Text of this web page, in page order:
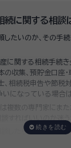
れ以上費用がかかっ
とに必要な相続手
ます。予算に合わせ
すので、まずはお気
に関する相談
したいのか、その手
産に関する相続手続
の収集、預貯金口座
、相続税申告や節税
いになっている場合
は複数の専門家にま
したらいいかわから